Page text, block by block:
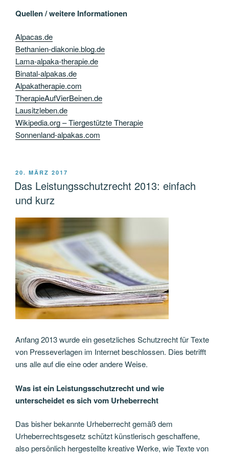
Quellen / weitere Informationen
Alpacas.de
Bethanien-diakonie.blog.de
Lama-alpaka-therapie.de
Binatal-alpakas.de
Alpakatherapie.com
TherapieAufVierBeinen.de
Lausitzleben.de
Wikipedia.org – Tiergestützte Therapie
Sonnenland-alpakas.com
VERÖFFENTLICHT
AM
20. MÄRZ 2017
Das Leistungsschutzrecht 2013: einfach
und kurz
Anfang 2013 wurde ein gesetzliches Schutzrecht für Texte
von Presseverlagen im Internet beschlossen. Dies betrifft
uns alle auf die eine oder andere Weise.
Was ist ein Leistungsschutzrecht und wie
unterscheidet es sich vom Urheberrecht
Das bisher bekannte Urheberrecht gemäß dem
Urheberrechtsgesetz schützt künstlerisch geschaffene,
also persönlich hergestellte kreative Werke, wie Texte von